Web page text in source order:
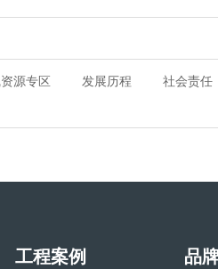
源专区 发展历程 社会责任
工程案例 品